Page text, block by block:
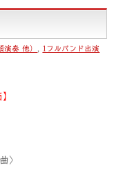
演奏 他） 1フルバンド出演
〉